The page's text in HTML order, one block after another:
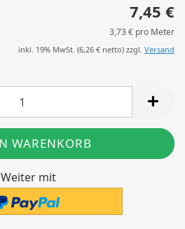
7,45 €
3,73 € pro Meter
inkl. 19% MwSt. (6,26 € netto) zzgl. Versand
Weiter mit